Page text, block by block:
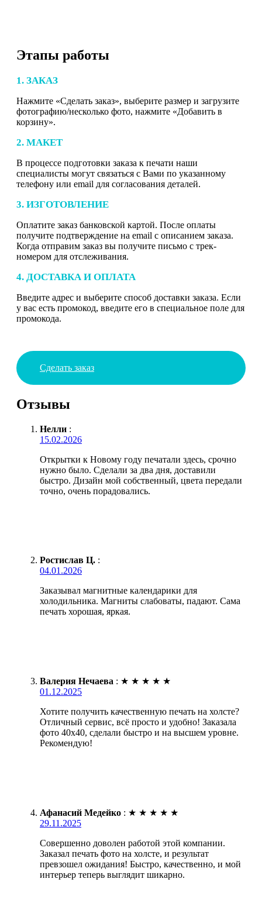
Этапы работы
1. ЗАКАЗ
Нажмите «Сделать заказ», выберите размер и загрузите
фотографию/несколько фото, нажмите «Добавить в
корзину».
2. МАКЕТ
В процессе подготовки заказа к печати наши
специалисты могут связаться с Вами по указанному
телефону или email для согласования деталей.
3. ИЗГОТОВЛЕНИЕ
Оплатите заказ банковской картой. После оплаты
получите подтверждение на email с описанием заказа.
Когда отправим заказ вы получите письмо с трек-
номером для отслеживания.
4. ДОСТАВКА И ОПЛАТА
Введите адрес и выберите способ доставки заказа. Если
у вас есть промокод, введите его в специальное поле для
промокода.
Сделать заказ
Отзывы
Нелли :
15.02.2026
Открытки к Новому году печатали здесь, срочно
нужно было. Сделали за два дня, доставили
быстро. Дизайн мой собственный, цвета передали
точно, очень порадовались.
Ростислав Ц. :
04.01.2026
Заказывал магнитные календарики для
холодильника. Магниты слабоваты, падают. Сама
печать хорошая, яркая.
Валерия Нечаева : ★ ★ ★ ★ ★
01.12.2025
Хотите получить качественную печать на холсте?
Отличный сервис, всё просто и удобно! Заказала
фото 40х40, сделали быстро и на высшем уровне.
Рекомендую!
Афанасий Медейко : ★ ★ ★ ★ ★
29.11.2025
Совершенно доволен работой этой компании.
Заказал печать фото на холсте, и результат
превзошел ожидания! Быстро, качественно, и мой
интерьер теперь выглядит шикарно.